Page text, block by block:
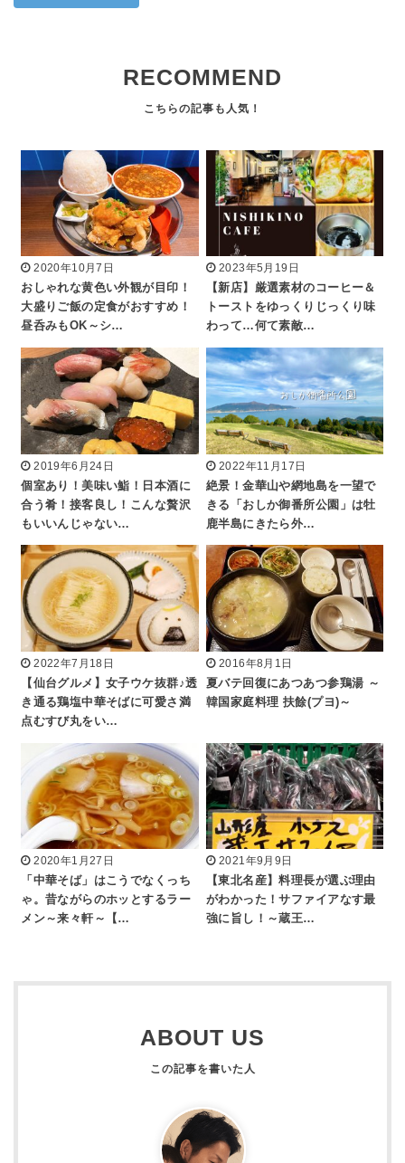
RECOMMEND
2020年10月7日
おしゃれな黄色い外観が目印！
大盛りご飯の定食がおすすめ！
昼呑みもOK～シ…
2023年5月19日
【新店】厳選素材のコーヒー＆
トーストをゆっくりじっくり味
わって…何て素敵…
2019年6月24日
個室あり！美味い鮨！日本酒に
合う肴！接客良し！こんな贅沢
もいいんじゃない…
2022年11月17日
絶景！金華山や網地島を一望で
きる「おしか御番所公園」は牡
鹿半島にきたら外…
2022年7月18日
【仙台グルメ】女子ウケ抜群♪透
き通る鶏塩中華そばに可愛さ満
点むすび丸をい…
2016年8月1日
夏バテ回復にあつあつ参鶏湯 ～
韓国家庭料理 扶餘(プヨ)～
2020年1月27日
「中華そば」はこうでなくっち
ゃ。昔ながらのホッとするラー
メン～来々軒～【…
2021年9月9日
【東北名産】料理長が選ぶ理由
がわかった！サファイアなす最
強に旨し！～蔵王…
ABOUT US